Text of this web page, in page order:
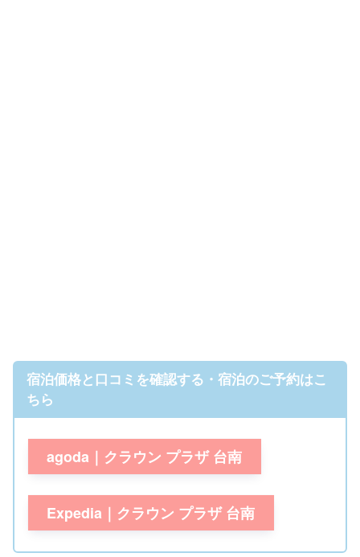
宿泊価格と口コミを確認する・宿泊のご予約はこ
ちら
agoda｜クラウン プラザ 台南
Expedia｜クラウン プラザ 台南